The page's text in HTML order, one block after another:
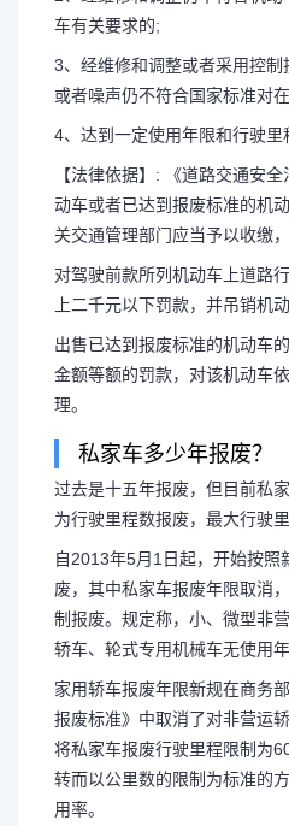
车有关要求的;
3、经维修和调整或者采用控
或者噪声仍不符合国家标准对
4、达到一定使用年限和行驶里
【法律依据】: 《道路交通安
动车或者已达到报废标准的机
关交通管理部门应当予以收缴，
对驾驶前款所列机动车上道路
上二千元以下罚款，并吊销机
出售已达到报废标准的机动车
金额等额的罚款，对该机动车
理。
私家车多少年报废？
过去是十五年报废，但目前私
为行驶里程数报废，最大行驶
自2013年5月1日起，开始按照
废，其中私家车报废年限取消
制报废。规定称，小、微型非
轿车、轮式专用机械车无使用年
家用轿车报废年限新规在商务
报废标准》中取消了对非营运
将私家车报废行驶里程限制为
转而以公里数的限制为标准的
用率。